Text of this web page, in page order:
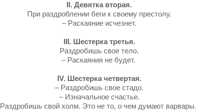
II. Девятка вторая.
При раздроблении беги к своему престолу.
– Раскаяние исчезнет.
III. Шестерка третья.
Раздробишь свое тело.
– Раскаяния не будет.
IV. Шестерка четвертая.
– Раздробишь свое стадо.
– Изначальное счастье.
Раздробишь свой холм. Это не то, о чем думают варвары.